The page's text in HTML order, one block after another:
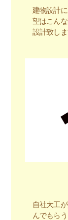
建物設計
望はこん
設計致しま
自社大工
んでもら